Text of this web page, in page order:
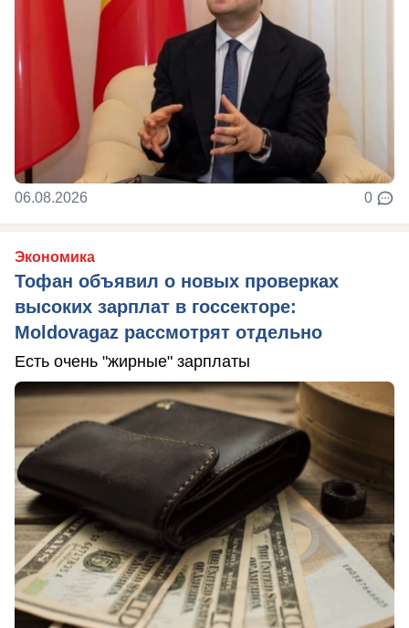
06.08.2026 0
Экономика
Тофан объявил о новых проверках
высоких зарплат в госсекторе:
Moldovagaz рассмотрят отдельно
Есть очень "жирные" зарплаты